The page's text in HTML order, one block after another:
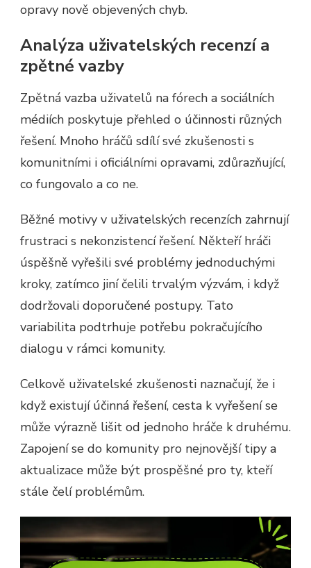
opravy nově objevených chyb.
Analýza uživatelských recenzí a
zpětné vazby
Zpětná vazba uživatelů na fórech a sociálních
médiích poskytuje přehled o účinnosti různých
řešení. Mnoho hráčů sdílí své zkušenosti s
komunitními i oficiálními opravami, zdůrazňující,
co fungovalo a co ne.
Běžné motivy v uživatelských recenzích zahrnují
frustraci s nekonzistencí řešení. Někteří hráči
úspěšně vyřešili své problémy jednoduchými
kroky, zatímco jiní čelili trvalým výzvám, i když
dodržovali doporučené postupy. Tato
variabilita podtrhuje potřebu pokračujícího
dialogu v rámci komunity.
Celkově uživatelské zkušenosti naznačují, že i
když existují účinná řešení, cesta k vyřešení se
může výrazně lišit od jednoho hráče k druhému.
Zapojení se do komunity pro nejnovější tipy a
aktualizace může být prospěšné pro ty, kteří
stále čelí problémům.